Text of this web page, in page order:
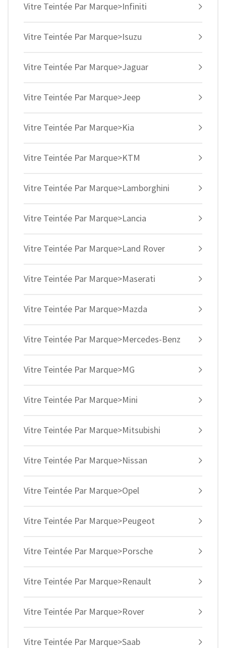
Vitre Teintée Par Marque>Infiniti
Vitre Teintée Par Marque>Isuzu
Vitre Teintée Par Marque>Jaguar
Vitre Teintée Par Marque>Jeep
Vitre Teintée Par Marque>Kia
Vitre Teintée Par Marque>KTM
Vitre Teintée Par Marque>Lamborghini
Vitre Teintée Par Marque>Lancia
Vitre Teintée Par Marque>Land Rover
Vitre Teintée Par Marque>Maserati
Vitre Teintée Par Marque>Mazda
Vitre Teintée Par Marque>Mercedes-Benz
Vitre Teintée Par Marque>MG
Vitre Teintée Par Marque>Mini
Vitre Teintée Par Marque>Mitsubishi
Vitre Teintée Par Marque>Nissan
Vitre Teintée Par Marque>Opel
Vitre Teintée Par Marque>Peugeot
Vitre Teintée Par Marque>Porsche
Vitre Teintée Par Marque>Renault
Vitre Teintée Par Marque>Rover
Vitre Teintée Par Marque>Saab